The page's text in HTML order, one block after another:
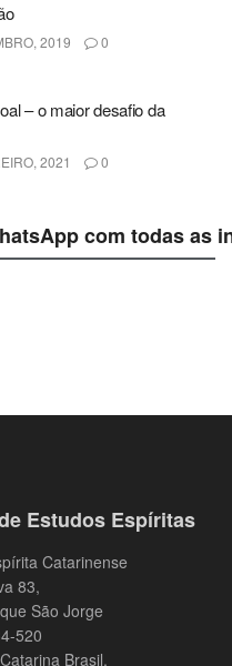
2019 0
– o maior desafio da
2021 0
com todas
Estudos Espíritas
Catarinense
83,
São Jorge
520
Brasil.